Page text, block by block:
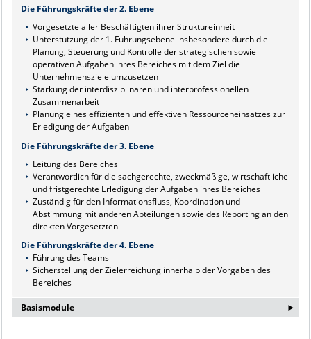
Die Führungskräfte der 2. Ebene
Vorgesetzte aller Beschäftigten ihrer Struktureinheit
Unterstützung der 1. Führungsebene insbesondere durch die
Planung, Steuerung und Kontrolle der strategischen sowie
operativen Aufgaben ihres Bereiches mit dem Ziel die
Unternehmensziele umzusetzen
Stärkung der interdisziplinären und interprofessionellen
Zusammenarbeit
Planung eines effizienten und effektiven Ressourceneinsatzes zur
Erledigung der Aufgaben
Die Führungskräfte der 3. Ebene
Leitung des Bereiches
Verantwortlich für die sachgerechte, zweckmäßige, wirtschaftliche
und fristgerechte Erledigung der Aufgaben ihres Bereiches
Zuständig für den Informationsfluss, Koordination und
Abstimmung mit anderen Abteilungen sowie des Reporting an den
direkten Vorgesetzten
Die Führungskräfte der 4. Ebene
Führung des Teams
Sicherstellung der Zielerreichung innerhalb der Vorgaben des
Bereiches
Basismodule ‣